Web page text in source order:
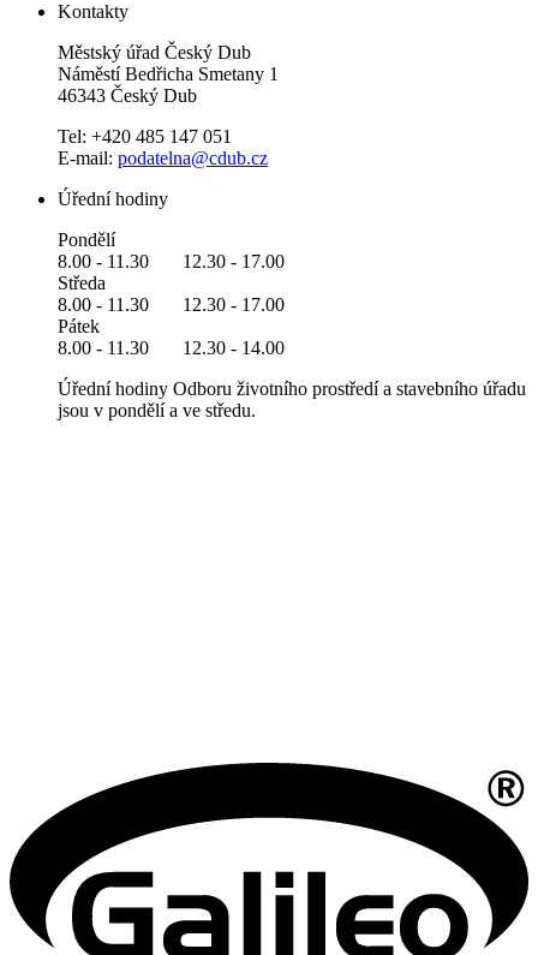
Kontakty
Městský úřad Český Dub
Náměstí Bedřicha Smetany 1
46343 Český Dub
Tel: +420 485 147 051
E-mail: podatelna@cdub.cz
Úřední hodiny
Pondělí
8.00 - 11.30 12.30 - 17.00
Středa
8.00 - 11.30 12.30 - 17.00
Pátek
8.00 - 11.30 12.30 - 14.00
Úřední hodiny Odboru životního prostředí a stavebního úřadu
jsou v pondělí a ve středu.